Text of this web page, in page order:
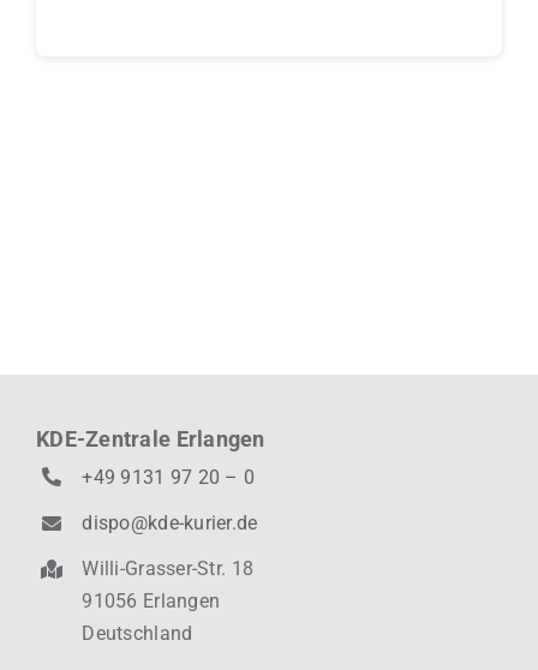
KDE-Zentrale Erlangen
+49 9131 97 20 – 0
dispo@kde-kurier.de
Willi-Grasser-Str. 18
91056 Erlangen
Deutschland